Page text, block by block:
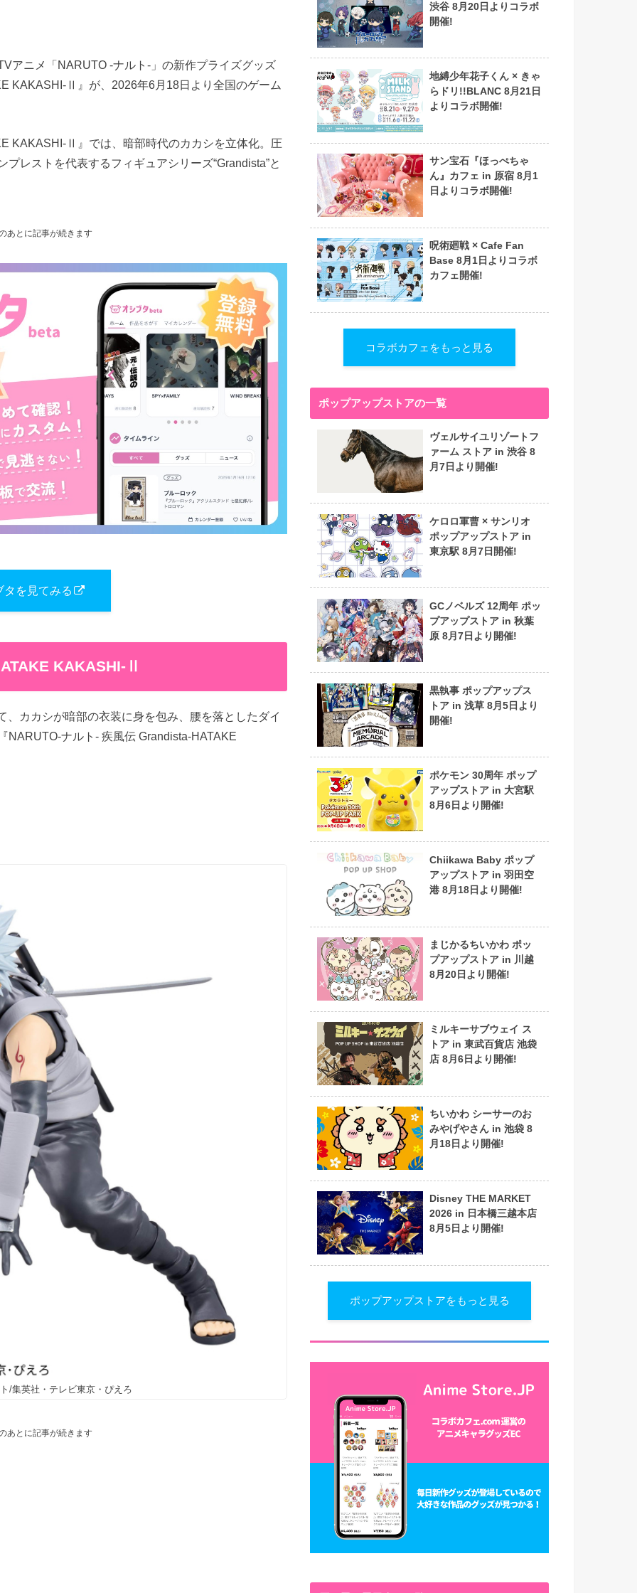
アニメ「NARUTO -ナルト-」の新作プライズグッズ
KAKASHI-Ⅱ』が、2026年6月18日より全国のゲーム
KAKASHI-Ⅱ』では、暗部時代のカカシを立体化。圧
レストを代表するフィギュアシリーズ“Grandista”と
あとに記事が続きます
タを見てみる
KAKASHI-Ⅱ
カカシが暗部の衣装に身を包み、腰を落としたダイ
NARUTO-ナルト- 疾風伝 Grandista-HATAKE
/集英社・テレビ東京・ぴえろ
あとに記事が続きます
渋谷 8月20日よりコラボ
開催!
地縛少年花子くん × きゃ
らドリ!!BLANC 8月21日
よりコラボ開催!
サン宝石『ほっぺちゃ
ん』カフェ in 原宿 8月1
日よりコラボ開催!
呪術廻戦 × Cafe Fan
Base 8月1日よりコラボ
カフェ開催!
コラボカフェをもっと見る
ポップアップストアの一覧
ヴェルサイユリゾートフ
ァーム ストア in 渋谷 8
月7日より開催!
ケロロ軍曹 × サンリオ
ポップアップストア in
東京駅 8月7日開催!
GCノベルズ 12周年 ポッ
プアップストア in 秋葉
原 8月7日より開催!
黒執事 ポップアップス
トア in 浅草 8月5日より
開催!
ポケモン 30周年 ポップ
アップストア in 大宮駅
8月6日より開催!
Chiikawa Baby ポップ
アップストア in 羽田空
港 8月18日より開催!
まじかるちいかわ ポッ
プアップストア in 川越
8月20日より開催!
ミルキーサブウェイ ス
トア in 東武百貨店 池袋
店 8月6日より開催!
ちいかわ シーサーのお
みやげやさん in 池袋 8
月18日より開催!
Disney THE MARKET
2026 in 日本橋三越本店
8月5日より開催!
ポップアップストアをもっと見る